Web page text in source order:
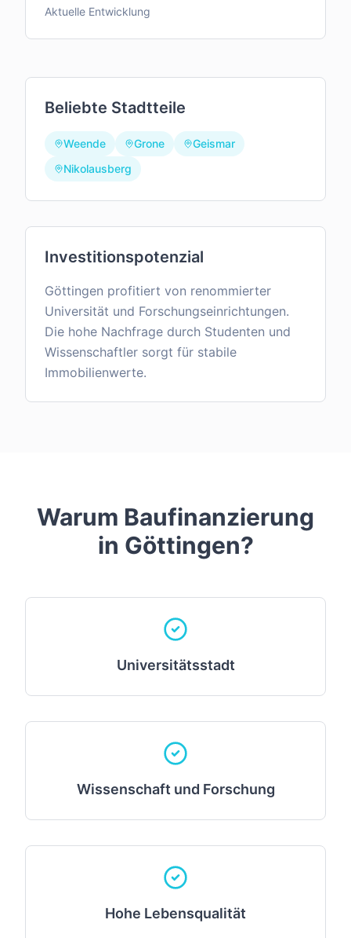
Aktuelle Entwicklung
Beliebte Stadtteile
Weende Grone
Geismar
Nikolausberg
Investitionspotenzial
Göttingen profitiert von renommierter
Universität und Forschungseinrichtungen.
Die hohe Nachfrage durch Studenten und
Wissenschaftler sorgt für stabile
Immobilienwerte.
Warum Baufinanzierung
in Göttingen?
Universitätsstadt
Wissenschaft und Forschung
Hohe Lebensqualität